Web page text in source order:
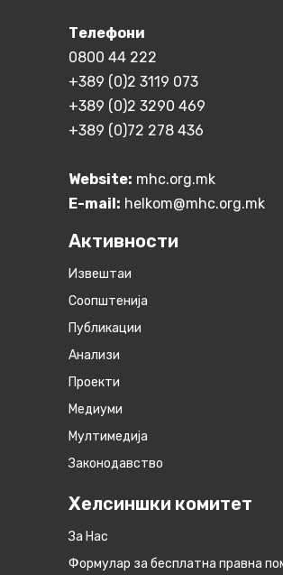
Телефони
0800 44 222
+389 (0)2 3119 073
+389 (0)2 3290 469
+389 (0)72 278 436
Website: mhc.org.mk
E-mail: helkom@mhc.org.mk
Активности
Извештаи
Соопштенија
Публикации
Анализи
Проекти
Медиуми
Мултимедија
Законодавство
Хелсиншки комитет
За Нас
Формулар за бесплатна правна